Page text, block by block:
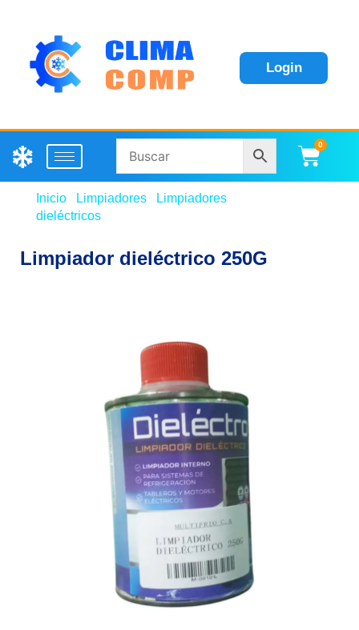
Login
0
Inicio Limpiadores
Limpiadores
dieléctricos
Limpiador dieléctrico 250G